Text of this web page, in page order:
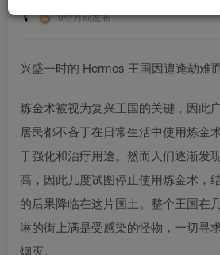
9个月前发布
兴盛一时的 Hermes 王国因遭逢劫难而
炼金术被视为复兴王国的关键，因此
居民都不吝于在日常生活中使用炼金
于强化和治疗用途。然而人们逐渐发
高，因此几度试图停止使用炼金术，
的后果降临在这片国土。整个王国在
淋的街上满是受感染的怪物，一切寻
烟灭。